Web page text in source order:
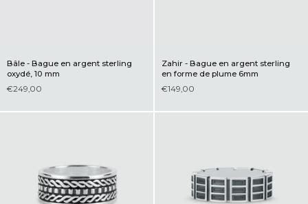
Bâle - Bague en argent sterling
oxydé, 10 mm
€249,00
Zahir - Bague en argent sterling
en forme de plume 6mm
€149,00